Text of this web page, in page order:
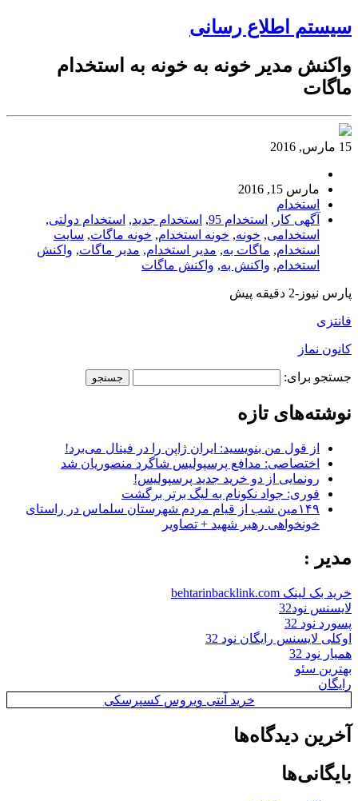
سیستم اطلاع رسانی
واکنش مدیر خونه‌ به‌ خونه به استخدام
ماگات
15 مارس, 2016
مارس 15, 2016
استخدام
آگهی کار , استخدام 95 , استخدام جدید, استخدام دولتی,
استخدامی, خونه, خونه‌ استخدام, خونه‌ ماگات, سایت
استخدام, ماگات به‌, مدیر استخدام, مدیر ماگات, واکنش
استخدام, واکنش به‌, واکنش ماگات
پارس نیوز-2 دقیقه پیش
فانتزی
کانون نماز
جستجو برای:
نوشته‌های تازه
از قول من بنویسید: ایران ژاپن را در فینال می‌برد!
اختصاصی: مدافع پرسپولیس شاگرد منصوریان شد
رونمایی از دو خرید جدید پرسپولیس!
فوری: جواد نکونام به لیگ برتر برگشت
۱۴۹مین شب از قیام مردم شهرستان سلماس در راستای
خونخواهی رهبر شهید + تصاویر
مدیر :
خرید بک لینک behtarinbacklink.com
لایسنس نود32
پسورد نود 32
اوکلی لایسنس رایگان نود 32
همیار نود 32
بهترین سئو
رایگان
خرید آنتی ویروس کسپرسکی
آخرین دیدگاه‌ها
بایگانی‌ها